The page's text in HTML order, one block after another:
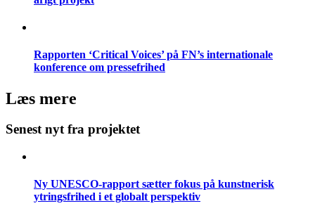
Rapporten ‘Critical Voices’ på FN’s internationale
konference om pressefrihed
Læs mere
Senest nyt fra projektet
Ny UNESCO-rapport sætter fokus på kunstnerisk
ytringsfrihed i et globalt perspektiv